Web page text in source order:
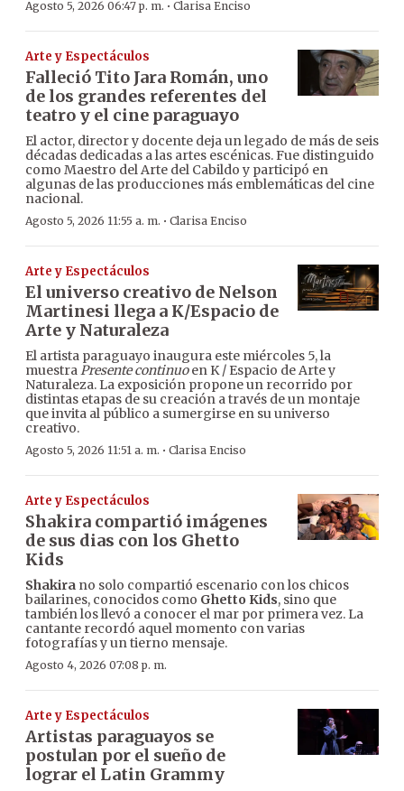
Agosto 5, 2026 06:47 p. m. · Clarisa Enciso
Arte y Espectáculos
Falleció Tito Jara Román, uno
de los grandes referentes del
teatro y el cine paraguayo
El actor, director y docente deja un legado de más de seis
décadas dedicadas a las artes escénicas. Fue distinguido
como Maestro del Arte del Cabildo y participó en
algunas de las producciones más emblemáticas del cine
nacional.
Agosto 5, 2026 11:55 a. m. · Clarisa Enciso
Arte y Espectáculos
El universo creativo de Nelson
Martinesi llega a K/Espacio de
Arte y Naturaleza
El artista paraguayo inaugura este miércoles 5, la
muestraPresente continuoen K / Espacio de Arte y
Naturaleza. La exposición propone un recorrido por
distintas etapas de su creación a través de un montaje
que invita al público a sumergirse en su universo
creativo.
Agosto 5, 2026 11:51 a. m. · Clarisa Enciso
Arte y Espectáculos
Shakira compartió imágenes
de sus dias con los Ghetto
Kids
Shakira no solo compartió escenario con los chicos
bailarines, conocidos como Ghetto Kids, sino que
también los llevó a conocer el mar por primera vez. La
cantante recordó aquel momento con varias
fotografías y un tierno mensaje.
Agosto 4, 2026 07:08 p. m.
Arte y Espectáculos
Artistas paraguayos se
postulan por el sueño de
lograr el Latin Grammy